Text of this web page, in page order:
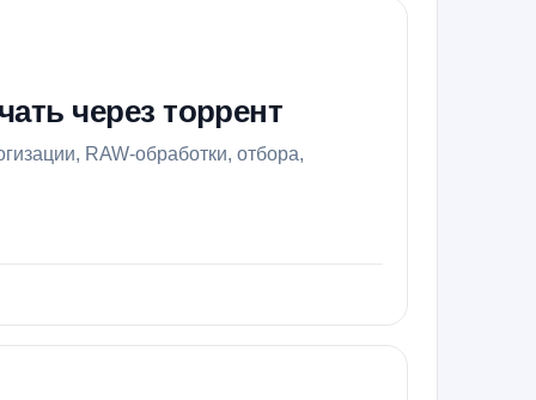
через торрент
RAW-обработки, отбора,